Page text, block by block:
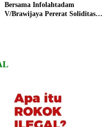
Bersama Infolahtadam
V/Brawijaya Pererat Soliditas